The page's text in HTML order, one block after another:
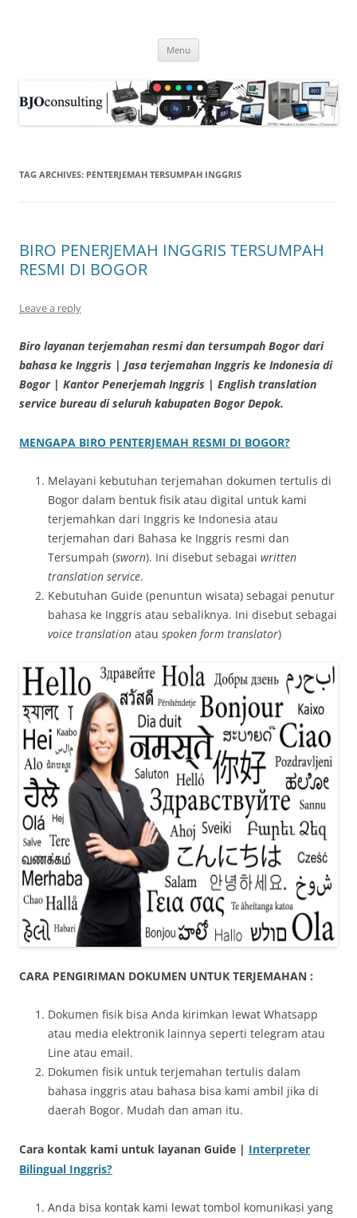
produk nirkabel wireless video
HDMI, CCTV . . .
Menu
TAG ARCHIVES: PENTERJEMAH TERSUMPAH INGGRIS
BIRO PENERJEMAH INGGRIS TERSUMPAH
RESMI DI BOGOR
Leave a reply
Biro layanan terjemahan resmi dan tersumpah Bogor dari
bahasa ke Inggris | Jasa terjemahan Inggris ke Indonesia di
Bogor | Kantor Penerjemah Inggris | English translation
service bureau di seluruh kabupaten Bogor Depok.
MENGAPA BIRO PENTERJEMAH RESMI DI BOGOR?
Melayani kebutuhan terjemahan dokumen tertulis di
Bogor dalam bentuk fisik atau digital untuk kami
terjemahkan dari Inggris ke Indonesia atau
terjemahan dari Bahasa ke Inggris resmi dan
Tersumpah (sworn). Ini disebut sebagai written
translation service.
Kebutuhan Guide (penuntun wisata) sebagai penutur
bahasa ke Inggris atau sebaliknya. Ini disebut sebagai
voice translation atau spoken form translator)
CARA PENGIRIMAN DOKUMEN UNTUK TERJEMAHAN :
Dokumen fisik bisa Anda kirimkan lewat Whatsapp
atau media elektronik lainnya seperti telegram atau
Line atau email.
Dokumen fisik untuk terjemahan tertulis dalam
bahasa inggris atau bahasa bisa kami ambil jika di
daerah Bogor. Mudah dan aman itu.
Cara kontak kami untuk layanan Guide | Interpreter
Bilingual Inggris?
Anda bisa kontak kami lewat tombol komunikasi yang